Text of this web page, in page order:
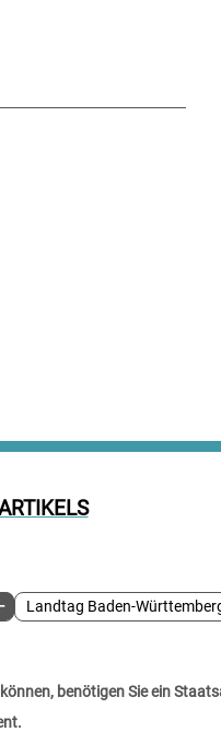
Landtag Baden-
benötigen Sie ein